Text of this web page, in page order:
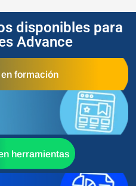
disponibles para
Advance
formación
herramientas